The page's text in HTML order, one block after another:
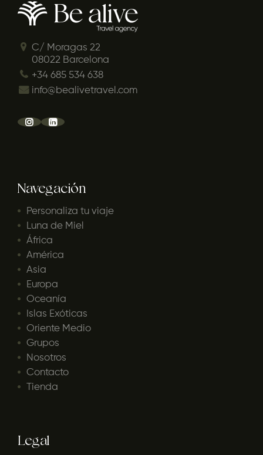
C/ Moragas 22
08022 Barcelona
+34 685 534 638
info@bealivetravel.com
Navegación
Personaliza tu viaje
Luna de Miel
África
América
Asia
Europa
Oceanía
Islas Exóticas
Oriente Medio
Grupos
Nosotros
Contacto
Tienda
Legal